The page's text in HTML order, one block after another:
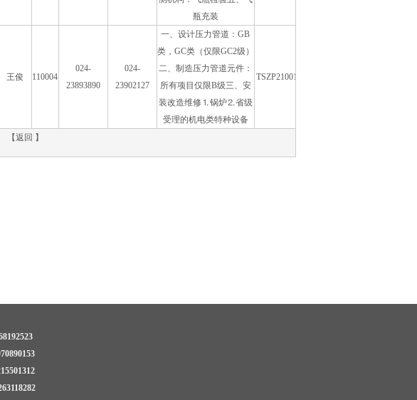
瓶充装
王俊 110004
024-
23893890
024-
23902127
一、设计压力管道：GB
类，GC类（仅限GC2级）
二、制造压力管道元件：
所有项目仅限B级三、安
装改造维修⒈锅炉⒉省级
受理的机电类特种设备
TSZP21001-2007
【返回 】